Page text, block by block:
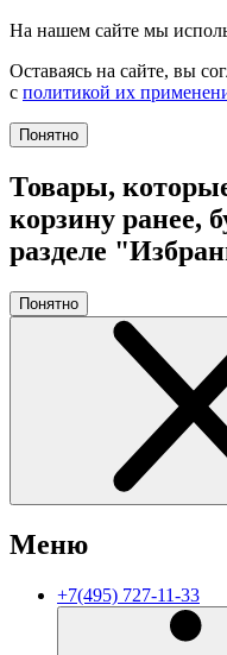
На нашем сайте мы
Оставаясь на сайте, вы
с политикой их
Понятно
Товары,
корзину ранее,
разделе
Понятно
Меню
+7(495) 727-11-33